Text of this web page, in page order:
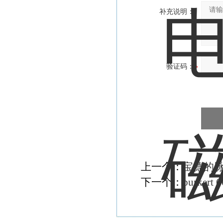
补充说明：
验证码：
上一个： 宝德的
下一个：
burkert